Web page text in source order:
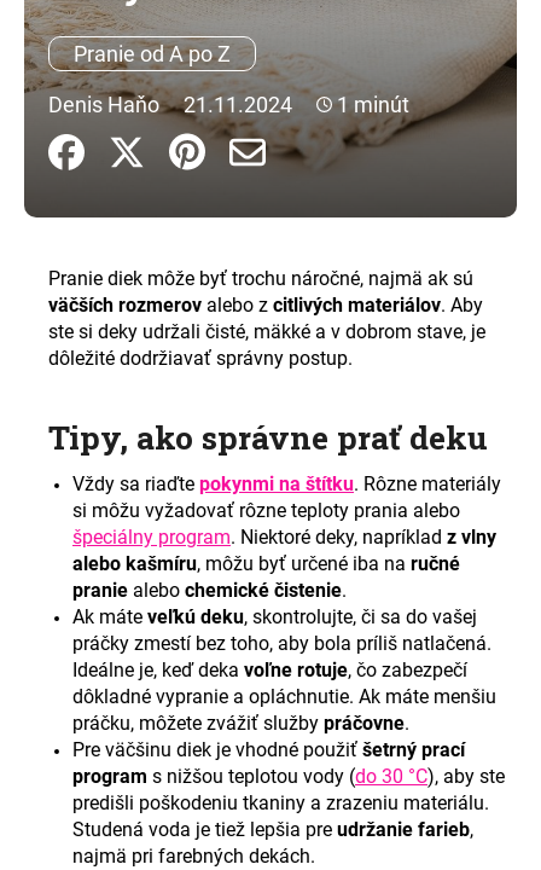
Pranie od A po Z
Denis Haňo
21.11.2024 1 minút
Pranie diek môže byť trochu náročné, najmä ak sú
väčších rozmerov alebo z citlivých materiálov. Aby
ste si deky udržali čisté, mäkké a v dobrom stave, je
dôležité dodržiavať správny postup.
Tipy, ako správne prať deku
Vždy sa riaďte pokynmi na štítku. Rôzne materiály
si môžu vyžadovať rôzne teploty prania alebo
špeciálny program. Niektoré deky, napríklad z vlny
alebo kašmíru, môžu byť určené iba na ručné
pranie alebo chemické čistenie.
Ak máte veľkú deku, skontrolujte, či sa do vašej
práčky zmestí bez toho, aby bola príliš natlačená.
Ideálne je, keď deka voľne rotuje, čo zabezpečí
dôkladné vypranie a opláchnutie. Ak máte menšiu
práčku, môžete zvážiť služby práčovne.
Pre väčšinu diek je vhodné použiť šetrný prací
program s nižšou teplotou vody (do 30 °C), aby ste
predišli poškodeniu tkaniny a zrazeniu materiálu.
Studená voda je tiež lepšia pre udržanie farieb,
najmä pri farebných dekách.
á
j
s
HĽADAŤ